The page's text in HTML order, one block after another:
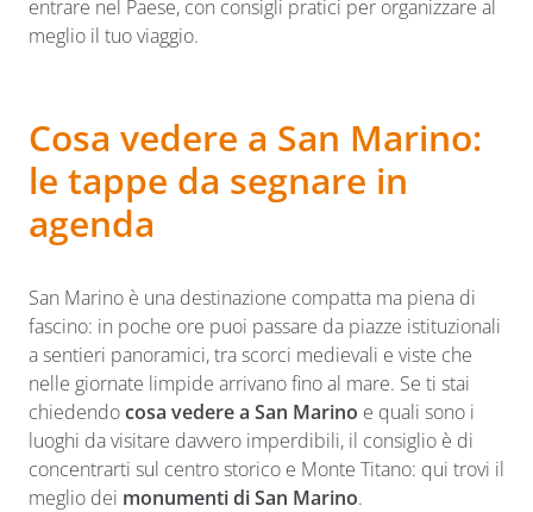
entrare nel Paese, con consigli pratici per organizzare al
meglio il tuo viaggio.
Cosa vedere a San Marino:
le tappe da segnare in
agenda
San Marino è una destinazione compatta ma piena di
fascino: in poche ore puoi passare da piazze istituzionali
a sentieri panoramici, tra scorci medievali e viste che
nelle giornate limpide arrivano fino al mare. Se ti stai
chiedendocosa vedere a San Marino e quali sono i
luoghi da visitare davvero imperdibili, il consiglio è di
concentrarti sul centro storico e Monte Titano: qui trovi il
meglio dei monumenti di San Marino.